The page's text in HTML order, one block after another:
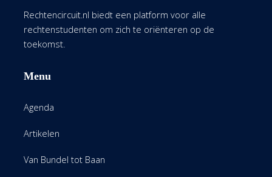
Rechtencircuit.nl biedt een platform voor alle
rechtenstudenten om zich te oriënteren op de
toekomst.
Menu
Agenda
Artikelen
Van Bundel tot Baan